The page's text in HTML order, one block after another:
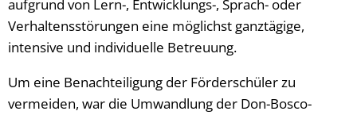
aufgrund von Lern-, Entwicklungs-, Sprach- oder
Verhaltensstörungen eine möglichst ganztägige,
intensive und individuelle Betreuung.
Um eine Benachteiligung der Förderschüler zu
vermeiden, war die Umwandlung der Don-Bosco-